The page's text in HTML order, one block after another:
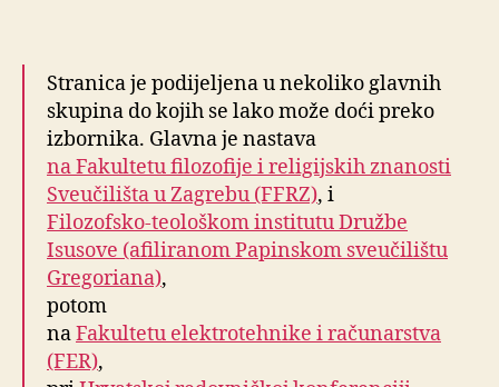
Stranica je podijeljena u nekoliko glavnih
skupina do kojih se lako može doći preko
izbornika. Glavna je nastava
na Fakultetu filozofije i religijskih znanosti
Sveučilišta u Zagrebu (FFRZ), i
Filozofsko-teološkom institutu Družbe
Isusove (afiliranom Papinskom sveučilištu
Gregoriana),
potom
naFakultetu elektrotehnike i računarstva
(FER),